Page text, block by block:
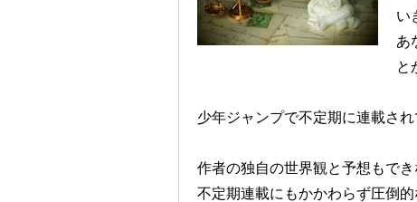
い
あ
と
少年ジャンプで不定期に連載され
作者の独自の世界観と予想もでき
不定期連載にもかかわらず圧倒的